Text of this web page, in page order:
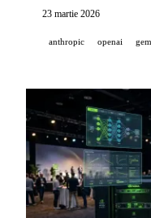
autonomi.
23 martie 2026
anthropic openai